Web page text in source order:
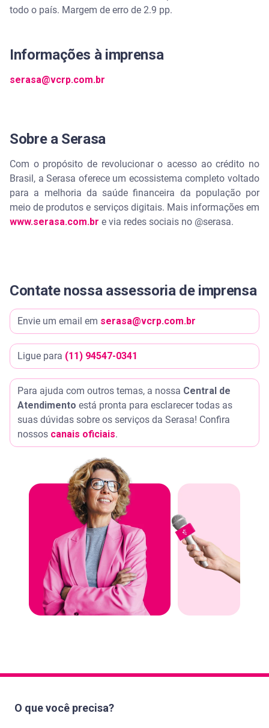
todo o país. Margem de erro de 2.9 pp.
Informações à imprensa
serasa@vcrp.com.br
Sobre a Serasa
Com o propósito de revolucionar o acesso ao crédito no
Brasil, a Serasa oferece um ecossistema completo voltado
para a melhoria da saúde financeira da população por
meio de produtos e serviços digitais. Mais informações em
www.serasa.com.br e via redes sociais no @serasa.
Contate nossa assessoria de imprensa
Envie um email em serasa@vcrp.com.br
Ligue para (11) 94547-0341
Para ajuda com outros temas, a nossa Central de
Atendimento está pronta para esclarecer todas as
suas dúvidas sobre os serviços da Serasa! Confira
nossos canais oficiais.
O que você precisa?